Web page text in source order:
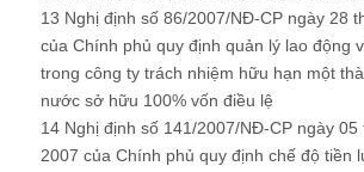
13 Nghị định số 86/2007/NĐ-CP ngày 28
của Chính phủ quy định quản lý lao động
trong công ty trách nhiệm hữu hạn một
nước sở hữu 100% vốn điều lệ
14 Nghị định số 141/2007/NĐ-CP ngày 05
2007 của Chính phủ quy định chế độ tiền